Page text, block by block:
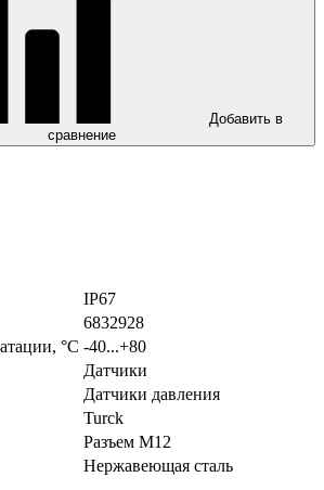
Добавить в
сравнение
IP67
6832928
°С -40...+80
Датчики
Датчики давления
Turck
Разъем M12
Нержавеющая сталь